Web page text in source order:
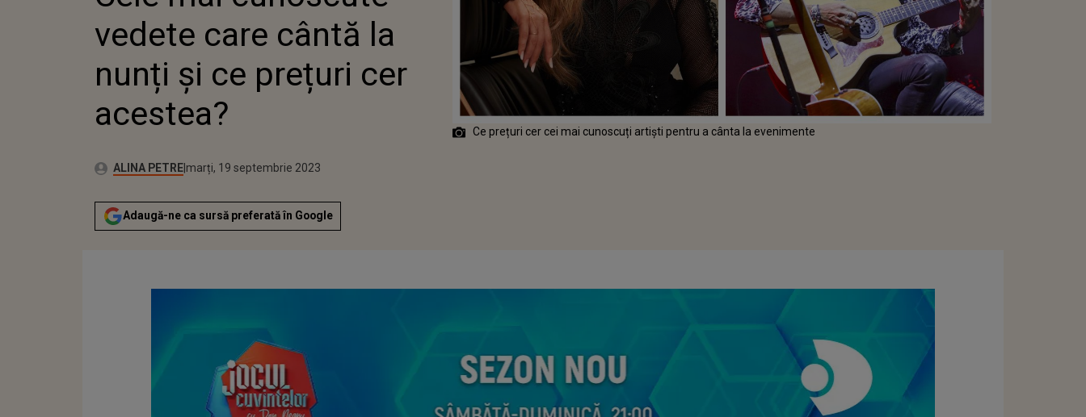
vedete care cântă la
nunți și ce prețuri cer
acestea?
Autor:ALINA PETREPublicat:
marți, 19 septembrie 2023
Actualizat:
marți, 19 septembrie 2023
Adaugă-ne ca sursă preferată în Google
Ce prețuri cer cei mai cunoscuți artiști pentru a cânta la evenimente